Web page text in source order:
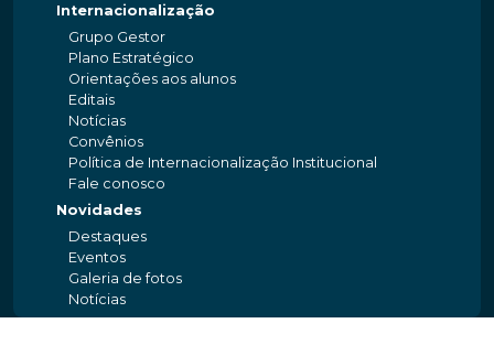
Internacionalização
Grupo Gestor
Plano Estratégico
Orientações aos alunos
Editais
Notícias
Convênios
Política de Internacionalização Institucional
Fale conosco
Novidades
Destaques
Eventos
Galeria de fotos
Notícias